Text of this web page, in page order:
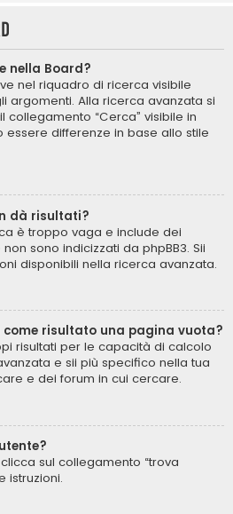
nella Board?
nel riquadro di ricerca visibile
argomenti. Alla ricerca avanzata si
“Cerca” visibile in
essere differenze in base allo stile
dà risultati?
è troppo vaga e include dei
sono indicizzati da phpBB3. Sii
disponibili nella ricerca avanzata.
come risultato una pagina vuota?
risultati per le capacità di calcolo
e sii più specifico nella tua
e dei forum in cui cercare.
sul collegamento “trova
istruzioni.